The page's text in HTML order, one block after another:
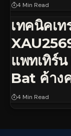
4 Min Read
เทคนิคเ
แพทเทิร์
Bat ค้าง
4 Min Read